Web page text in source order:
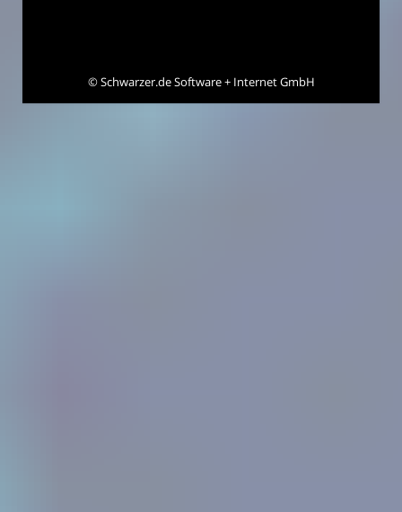
©Schwarzer.de Software + Internet GmbH